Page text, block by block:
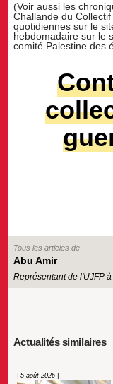
(Voir aussi les
Challande du
quotidiennes sur le
hebdomadaire sur le
comité Palestine des
Tous les articles de
Abu Amir
Représentant de l'UJFP
Actualités similaires
| 5 août 2026 |